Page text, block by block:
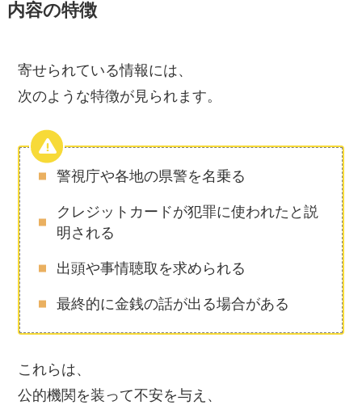
内容の特徴
寄せられている情報には、
次のような特徴が見られます。
警視庁や各地の県警を名乗る
クレジットカードが犯罪に使われたと説
明される
出頭や事情聴取を求められる
最終的に金銭の話が出る場合がある
これらは、
公的機関を装って不安を与え、